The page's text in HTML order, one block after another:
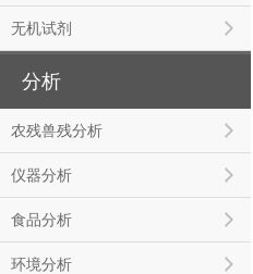
无机试剂
分析
农残兽残分析
仪器分析
食品分析
环境分析